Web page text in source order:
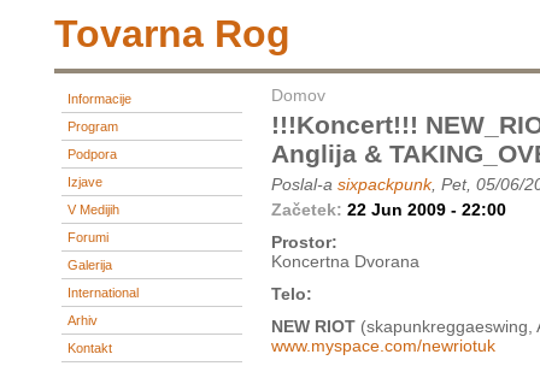
Tovarna Rog
Informacije
Program
Podpora
Izjave
V Medijih
Forumi
Galerija
International
Arhiv
Kontakt
Domov
!!!koncert!!!
Anglija &
Poslal-a sixpackpunk, Pet, 05/06/
Začetek: 22 Jun 2009 - 22:00
Prostor:
Koncertna Dvorana
Telo:
NEW RIOT (skapunkreggaeswing,
www.myspace.com/newriotuk